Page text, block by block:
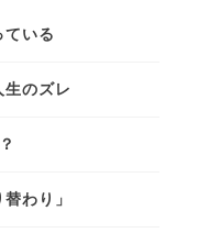
ている
生のズレ
わり」